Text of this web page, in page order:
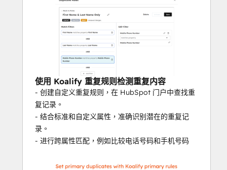
为什么重复记录会损害您的
HubSpot CRM？
没有适当的重复数据删除：
管理员浪费大量时间
📉报告变得 膨胀和不准确
🔁 对同一联系人触发两次自动化
😡销售团队
😔客户收到重复的电子邮件或电话，导致困惑
和沮丧
使用 Koalify 重复规则检测重复内容
- 创建自定义重复规则，在 HubSpot 门户中查找重
复记录。
- 结合标准和自定义属性，准确识别潜在的重复记
录。
- 进行跨属性匹配，例如比较电话号码和手机号码